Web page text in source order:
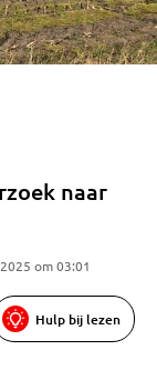
naar
om 03:01
Hulp bij lezen